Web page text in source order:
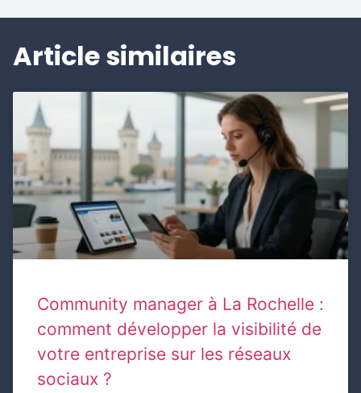
Article similaires
Community manager à La Rochelle :
comment développer la visibilité de
votre entreprise sur les réseaux
sociaux ?